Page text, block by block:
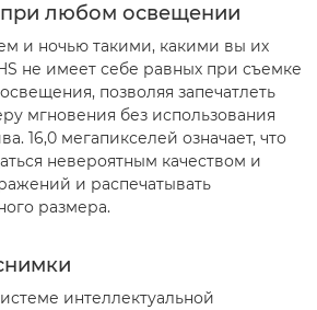
любом освещении
и ночью такими, какими вы их
не имеет себе равных при съемке
позволяя запечатлеть
мгновения без использования
16,0 мегапикселей означает, что
невероятным качеством и
и распечатывать
размера.
интеллектуальной